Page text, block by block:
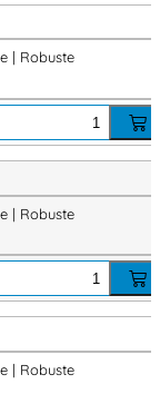
| Robuste
| Robuste
| Robuste